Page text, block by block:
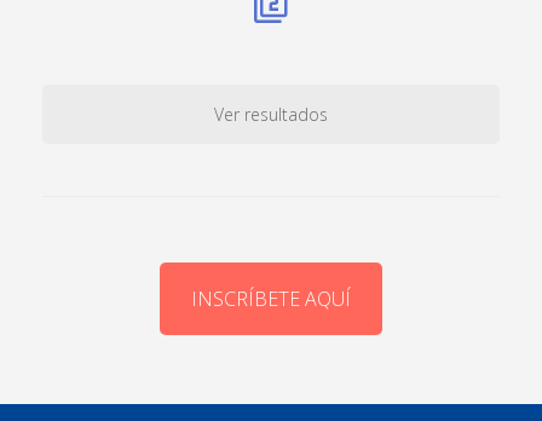
Ver resultados
INSCRÍBETE AQUÍ